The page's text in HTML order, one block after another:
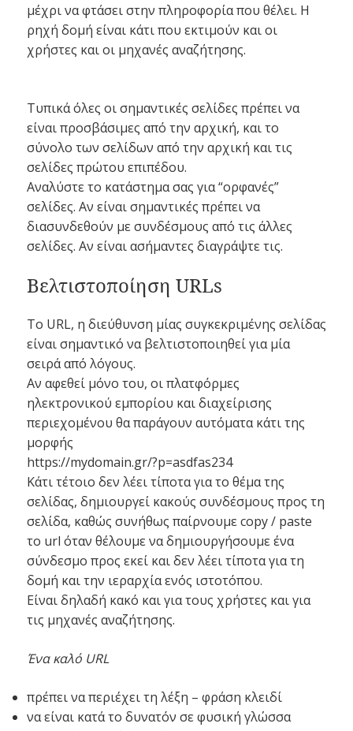
μέχρι να φτάσει στην πληροφορία που θέλει. Η
ρηχή δομή είναι κάτι που εκτιμούν και οι
χρήστες και οι μηχανές αναζήτησης.
Τυπικά όλες οι σημαντικές σελίδες πρέπει να
είναι προσβάσιμες από την αρχική, και το
σύνολο των σελίδων από την αρχική και τις
σελίδες πρώτου επιπέδου.
Αναλύστε το κατάστημα σας για “ορφανές”
σελίδες. Αν είναι σημαντικές πρέπει να
διασυνδεθούν με συνδέσμους από τις άλλες
σελίδες. Αν είναι ασήμαντες διαγράψτε τις.
Βελτιστοποίηση URLs
Το URL, η διεύθυνση μίας συγκεκριμένης σελίδας
είναι σημαντικό να βελτιστοποιηθεί για μία
σειρά από λόγους.
Αν αφεθεί μόνο του, οι πλατφόρμες
ηλεκτρονικού εμπορίου και διαχείρισης
περιεχομένου θα παράγουν αυτόματα κάτι της
μορφής
https://mydomain.gr/?p=asdfas234
Κάτι τέτοιο δεν λέει τίποτα για το θέμα της
σελίδας, δημιουργεί κακούς συνδέσμους προς τη
σελίδα, καθώς συνήθως παίρνουμε copy / paste
το url όταν θέλουμε να δημιουργήσουμε ένα
σύνδεσμο προς εκεί και δεν λέει τίποτα για τη
δομή και την ιεραρχία ενός ιστοτόπου.
Είναι δηλαδή κακό και για τους χρήστες και για
τις μηχανές αναζήτησης.
Ένα καλό URL
πρέπει να περιέχει τη λέξη – φράση κλειδί
να είναι κατά το δυνατόν σε φυσική γλώσσα